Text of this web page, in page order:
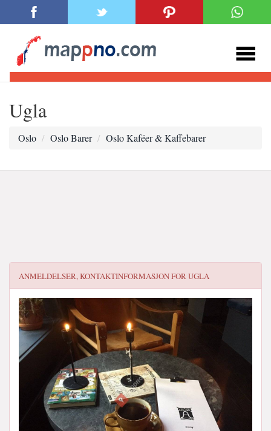
Ugla
Oslo Oslo Barer Oslo Kaféer & Kaffebarer
ANMELDELSER, KONTAKTINFORMASJON FORUGLA